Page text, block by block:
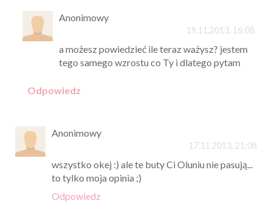
Anonimowy
19.11.2013, 16:08
a możesz powiedzieć ile teraz ważysz? jestem
tego samego wzrostu co Ty i dlatego pytam
Odpowiedz
Anonimowy
17.11.2013, 21:08
wszystko okej :) ale te buty Ci Oluniu nie pasują...
to tylko moja opinia ;)
Odpowiedz